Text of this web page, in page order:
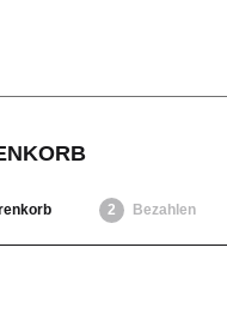
Bezahlen